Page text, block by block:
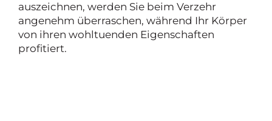
auszeichnen, werden Sie beim Verzehr
angenehm überraschen, während Ihr Körper
von ihren wohltuenden Eigenschaften
profitiert.